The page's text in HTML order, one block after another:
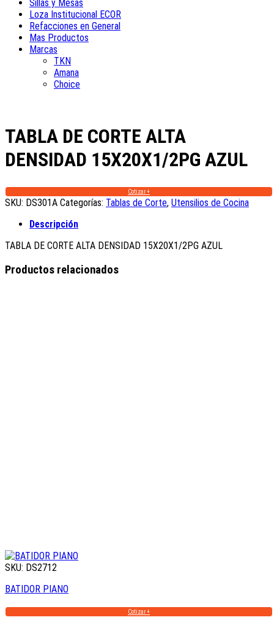
Sillas y Mesas
Loza Institucional ECOR
Refacciones en General
Mas Productos
Marcas
TKN
Amana
Choice
TABLA DE CORTE ALTA
DENSIDAD 15X20X1/2PG AZUL
Cotizar +
SKU: DS301A Categorías: Tablas de Corte, Utensilios de Cocina
Descripción
TABLA DE CORTE ALTA DENSIDAD 15X20X1/2PG AZUL
Productos relacionados
SKU: DS2712
BATIDOR PIANO
Cotizar +